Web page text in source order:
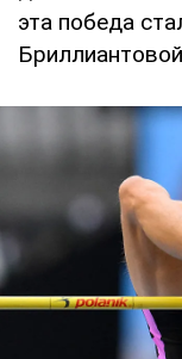
эта победа